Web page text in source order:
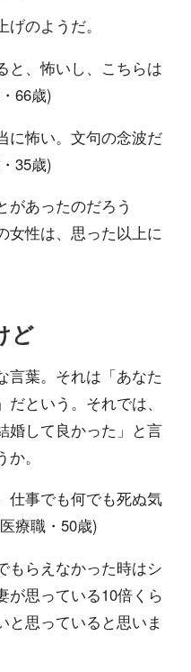
のようだ。
と、怖いし、こちらは
66歳)
に怖い。文句の念波だ
35歳)
があったのだろう
性は、思った以上に
ど
言葉。それは「あなた
という。それでは、
婚して良かった」と言
。
仕事でも何でも死ぬ気
療職・50歳)
もらえなかった時はシ
が思っている10倍くら
と思っていると思いま